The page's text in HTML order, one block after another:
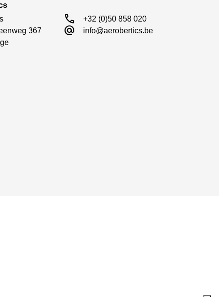
367
call +32 (0)50 858 020
alternate_email info@aerobertics.be